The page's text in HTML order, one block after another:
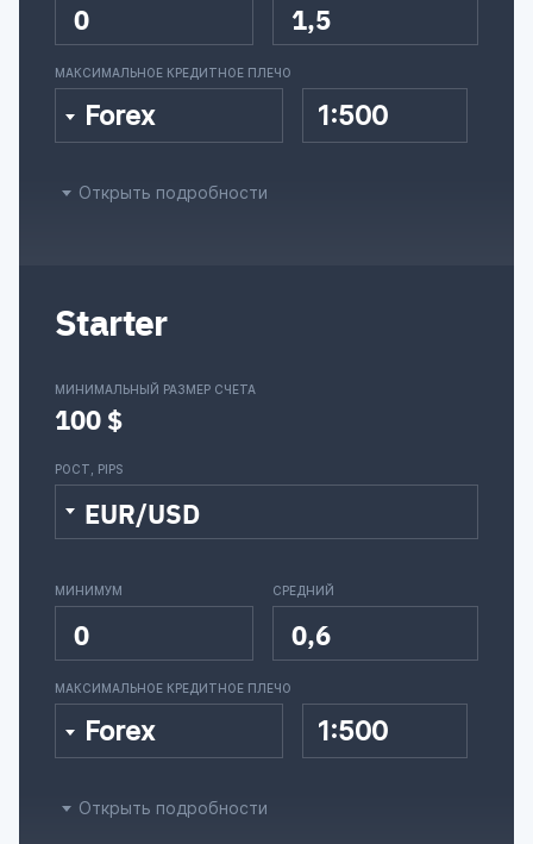
Открыть подробности
0 1,5
МАКСИМАЛЬНОЕ КРЕДИТНОЕ ПЛЕЧО
Forex 1:500
Starter
Открыть подробности
МИНИМАЛЬНЫЙ РАЗМЕР СЧЕТА
100 $
РОСТ, PIPS
EUR/USD
МИНИМУМ
0
СРЕДНИЙ
0,6
МАКСИМАЛЬНОЕ КРЕДИТНОЕ ПЛЕЧО
Forex 1:500